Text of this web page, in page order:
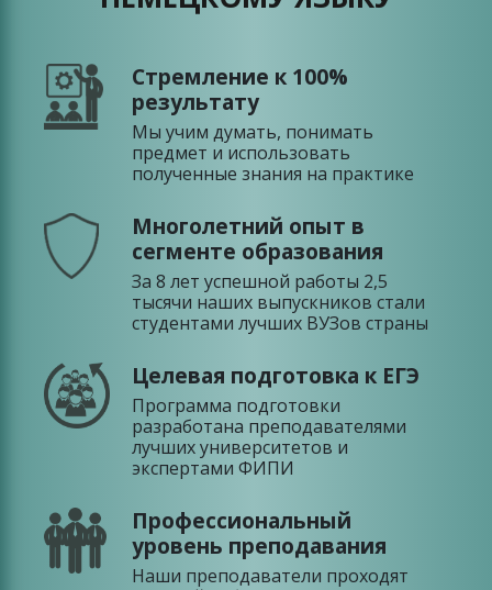
Стремление к 100%
результату
Мы учим думать, понимать
предмет и использовать
полученные знания на практике
Многолетний опыт в
сегменте образования
За 8 лет успешной работы 2,5
тысячи наших выпускников стали
студентами лучших ВУЗов страны
Целевая подготовка к ЕГЭ
Программа подготовки
разработана преподавателями
лучших университетов и
экспертами ФИПИ
Профессиональный
уровень преподавания
Наши преподаватели проходят